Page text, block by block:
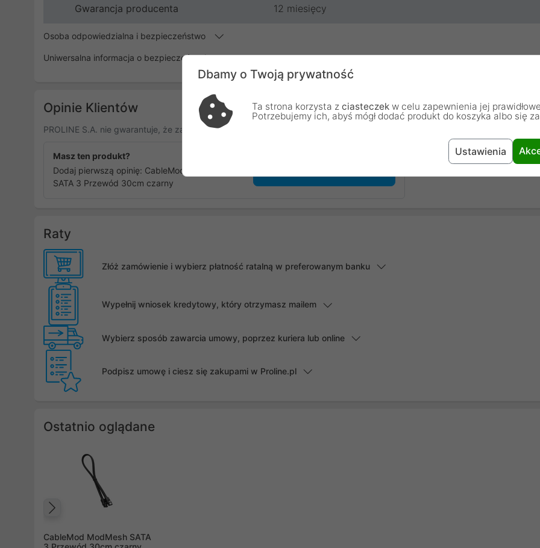
Gwarancja producenta 12 miesięcy
Osoba odpowiedzialna i bezpieczeństwo
Uniwersalna informacja o bezpieczeństwie
Opinie Klientów
PROLINE S.A. nie gwarantuje, że zamieszczone opinie pochodzą od osób, które zakupiły lub używały dany produkt.
Masz ten produkt?
Dodaj pierwszą opinię: CableMod ModMesh
SATA 3 Przewód 30cm czarny
Raty
Złóż zamówienie i wybierz płatność ratalną w preferowanym banku
Wypełnij wniosek kredytowy, który otrzymasz mailem
Wybierz sposób zawarcia umowy, poprzez kuriera lub online
Podpisz umowę i ciesz się zakupami w Proline.pl
Ostatnio oglądane
CableMod ModMesh SATA
Dbamy o Twoją prywatność
Ta strona korzysta z ciasteczek w celu zapewnienia jej
Potrzebujemy ich, abyś mógł dodać produkt do koszyka albo się
Ustawienia